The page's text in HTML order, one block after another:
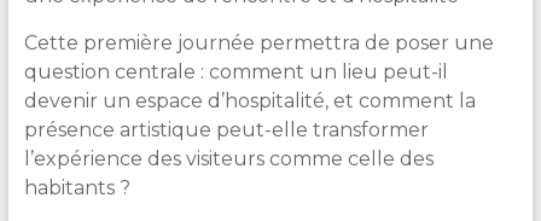
Cette première journée permettra de poser une
question centrale : comment un lieu peut-il
devenir un espace d’hospitalité, et comment la
présence artistique peut-elle transformer
l’expérience des visiteurs comme celle des
habitants ?